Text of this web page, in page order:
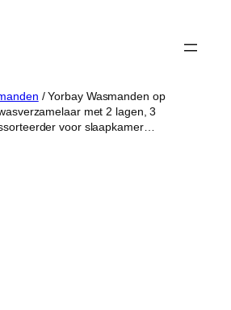
/ Yorbay Wasmanden op
met 2 lagen, 3
voor slaapkamer…